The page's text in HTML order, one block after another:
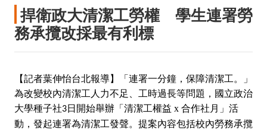
捍衛政大清潔工勞權 學生連署勞
務承攬改採最有利標
【記者葉伸怡台北報導】「連署一分鐘，保障清潔工。」
為改變校內清潔工人力不足、工時過長等問題， 國立政治
大學種子社3日開始舉辦「清潔工權益 x 合作社月」 活
動，發起連署為清潔工發聲。提案內容包括校內勞務承攬